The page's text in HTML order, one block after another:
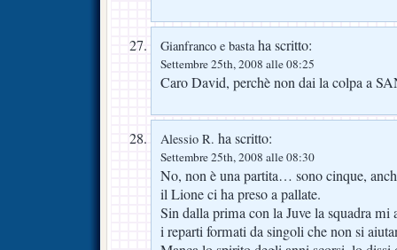
Gianfranco e bastaha scritto:
Settembre 25th, 2008 alle 08:25
Caro David, perchè non dai la colpa a
Alessio R. ha scritto:
Settembre 25th, 2008 alle 08:30
No, non è una partita… sono cinque,
il Lione ci ha preso a pallate.
Sin dalla prima con la Juve la squadra mi
i reparti formati da singoli che non si